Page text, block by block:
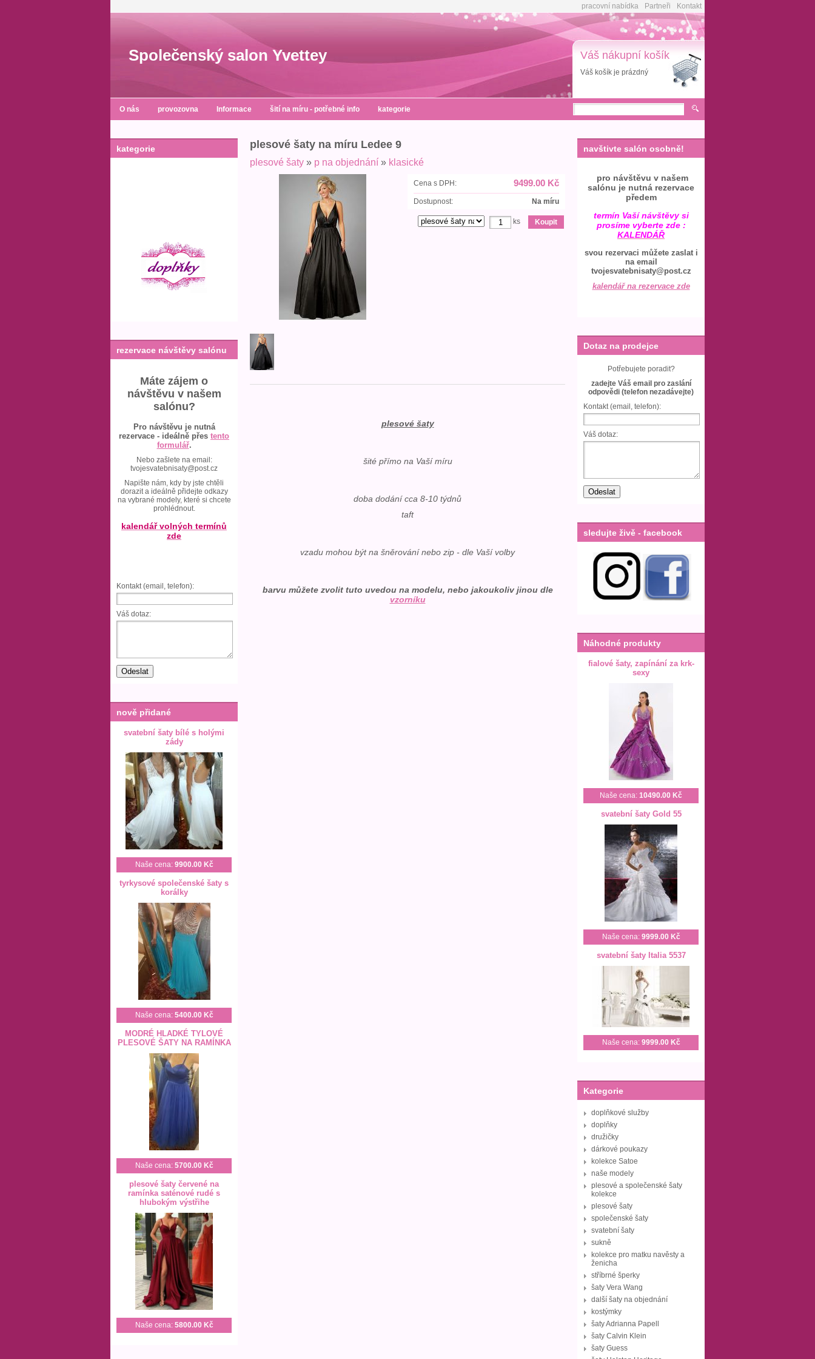
pracovní nabídka Partneři Kontakt
Společenský salon Yvettey Váš nákupní košík
Váš košík je prázdný
O nás provozovna Informace šití na míru - potřebné info kategorie
kategorie
rezervace návštěvy salónu
Máte zájem o
návštěvu v našem
salónu?
Pro návštěvu je nutná
rezervace - ideálně přes tento
formulář.
Nebo zašlete na email:
tvojesvatebnisaty@post.cz
Napište nám, kdy by jste chtěli
dorazit a ideálně přidejte odkazy
na vybrané modely, které si chcete
prohlédnout.
kalendář volných termínů
zde
Kontakt (email, telefon):
Váš dotaz:
nově přidané
svatební šaty bílé s holými
zády
Naše cena: 9900.00 Kč
tyrkysové společenské šaty s
korálky
Naše cena: 5400.00 Kč
MODRÉ HLADKÉ TYLOVÉ
PLESOVÉ ŠATY NA RAMÍNKA
Naše cena: 5700.00 Kč
plesové šaty červené na
ramínka saténové rudé s
hlubokým výstřihe
Naše cena: 5800.00 Kč
plesové šaty na míru Ledee 9
plesové šaty » p na objednání » klasické
Cena s DPH: 9499.00 Kč
Dostupnost: Na míru
ks
plesové šaty
šité přímo na Vaší míru
doba dodání cca 8-10 týdnů
taft
vzadu mohou být na šněrování nebo zip - dle Vaší volby
barvu můžete zvolit tuto uvedou na modelu, nebo jakoukoliv jinou dle
vzorníku
navštivte salón osobně!
pro návštěvu v našem
salónu je nutná rezervace
předem
termín Vaší návštěvy si
prosíme vyberte zde :
KALENDÁŘ
svou rezervaci můžete zaslat i
na email
tvojesvatebnisaty@post.cz
kalendář na rezervace zde
Dotaz na prodejce
Potřebujete poradit?
zadejte Váš email pro zaslání
odpovědi (telefon nezadávejte)
Kontakt (email, telefon):
Váš dotaz:
sledujte živě - facebook
Náhodné produkty
fialové šaty, zapínání za krk-
sexy
Naše cena: 10490.00 Kč
svatební šaty Gold 55
Naše cena: 9999.00 Kč
svatební šaty Italia 5537
Naše cena: 9999.00 Kč
Kategorie
doplňkové služby
doplňky
družičky
dárkové poukazy
kolekce Satoe
naše modely
plesové a společenské šaty
kolekce
plesové šaty
společenské šaty
svatební šaty
sukně
kolekce pro matku navěsty a
ženicha
stříbrné šperky
šaty Vera Wang
další šaty na objednání
kostýmky
šaty Adrianna Papell
šaty Calvin Klein
šaty Guess